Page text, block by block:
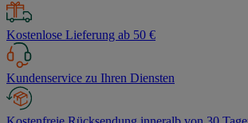
Kostenlose Lieferung ab 50 €
Kundenservice zu Ihren Diensten